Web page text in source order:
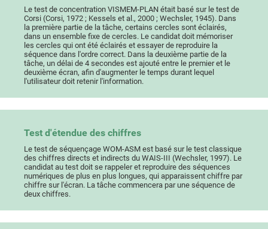
Le test de concentration VISMEM-PLAN était basé sur le test de
Corsi (Corsi, 1972 ; Kessels et al., 2000 ; Wechsler, 1945). Dans
la première partie de la tâche, certains cercles sont éclairés,
dans un ensemble fixe de cercles. Le candidat doit mémoriser
les cercles qui ont été éclairés et essayer de reproduire la
séquence dans l'ordre correct. Dans la deuxième partie de la
tâche, un délai de 4 secondes est ajouté entre le premier et le
deuxième écran, afin d'augmenter le temps durant lequel
l'utilisateur doit retenir l'information.
Test d'étendue des chiffres
Le test de séquençage WOM-ASM est basé sur le test classique
des chiffres directs et indirects du WAIS-III (Wechsler, 1997). Le
candidat au test doit se rappeler et reproduire des séquences
numériques de plus en plus longues, qui apparaissent chiffre par
chiffre sur l'écran. La tâche commencera par une séquence de
deux chiffres.